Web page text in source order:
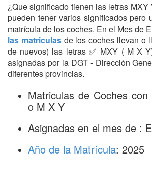
¿Que significado tienen las letras MXY
pueden tener varios significados pero
matrícula de los coches. En el Mes de
las matriculas de los coches llevan o
de nuevos) las letras ✅ MXY ( M X
asignadas por la DGT - Dirección
diferentes provincias.
Matriculas de Coches
o M X Y
Asignadas en el mes de :
Año de la Matrícula: 2025